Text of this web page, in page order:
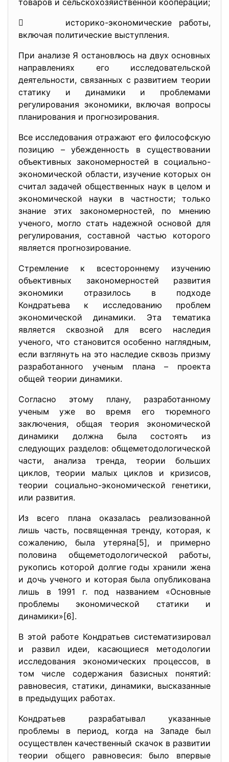
товаров и сельскохозяйственной кооперации;
 историко-экономические работы,
включая политические выступления.
При анализе Я остановлюсь на двух основных
направлениях его исследовательской
деятельности, связанных с развитием теории
статику и динамики и проблемами
регулирования экономики, включая вопросы
планирования и прогнозирования.
Все исследования отражают его философскую
позицию – убежденность в существовании
объективных закономерностей в социально-
экономической области, изучение которых он
считал задачей общественных наук в целом и
экономической науки в частности; только
знание этих закономерностей, по мнению
ученого, могло стать надежной основой для
регулирования, составной частью которого
является прогнозирование.
Стремление к всестороннему изучению
объективных закономерностей развития
экономики отразилось в подходе
Кондратьева к исследованию проблем
экономической динамики. Эта тематика
является сквозной для всего наследия
ученого, что становится особенно наглядным,
если взглянуть на это наследие сквозь призму
разработанного ученым плана – проекта
общей теории динамики.
Согласно этому плану, разработанному
ученым уже во время его тюремного
заключения, общая теория экономической
динамики должна была состоять из
следующих разделов: общеметодологической
части, анализа тренда, теории больших
циклов, теории малых циклов и кризисов,
теории социально-экономической генетики,
или развития.
Из всего плана оказалась реализованной
лишь часть, посвященная тренду, которая, к
сожалению, была утеряна[5], и примерно
половина общеметодологической работы,
рукопись которой долгие годы хранили жена
и дочь ученого и которая была опубликована
лишь в 1991 г. под названием «Основные
проблемы экономической статики и
динамики»[6].
В этой работе Кондратьев систематизировал
и развил идеи, касающиеся методологии
исследования экономических процессов, в
том числе содержания базисных понятий:
равновесия, статики, динамики, высказанные
в предыдущих работах.
Кондратьев разрабатывал указанные
проблемы в период, когда на Западе был
осуществлен качественный скачок в развитии
теории общего равновесия: было впервые